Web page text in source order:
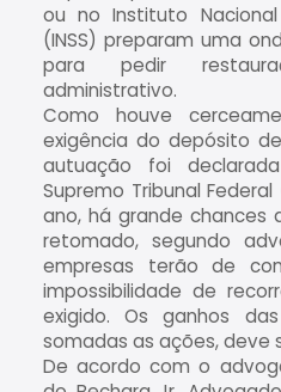
ou no Instituto
(INSS) preparam uma
para pedir
administrativo.
Como houve
exigência do depósito
autuação foi
Supremo Tribunal
ano, há grande chances
retomado, segundo
empresas terão de
impossibilidade de
exigido. Os ganhos
somadas as ações, deve
De acordo com o